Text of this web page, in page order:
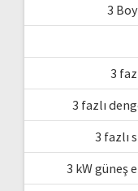
3
3
3 fazlı
3 fazlı
3 kW güneş